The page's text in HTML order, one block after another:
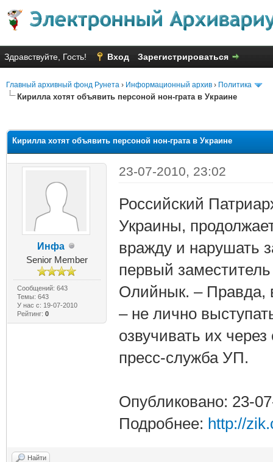
Здравствуйте, Гость! Вход Зарегистрироваться
Главный архивный фонд Рунета › Информационный архив › Политика
Кирилла хотят объявить персоной нон-грата в Украине
Кирилла хотят объявить персоной нон-грата в Украине
Инфа
Senior Member
Сообщений: 643
Темы: 643
У нас с: 19-07-2010
Рейтинг: 0
23-07-2010, 23:02
Российский
Украины,
вражду и нарушать
первый
Олийнык. – Правда,
– не лично
озвучивать их
пресс-служба УП.
Опубликовано: 23-
Подробнее: http://
Найти